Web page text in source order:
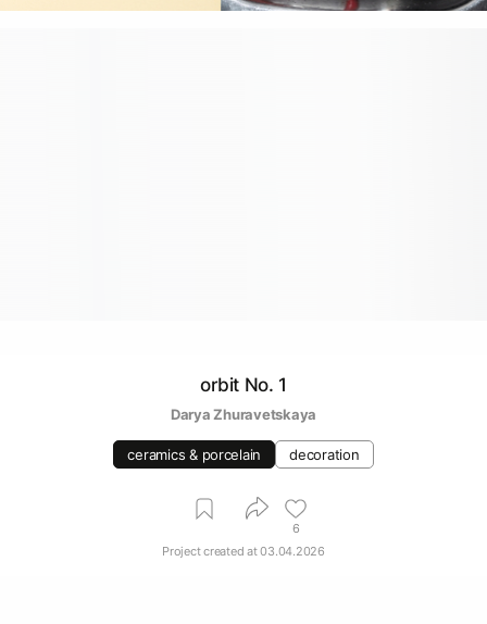
orbit No. 1
Darya Zhuravetskaya
ceramics & porcelain decoration
6
Project created at03.04.2026